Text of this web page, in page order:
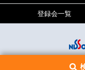
登録会一覧